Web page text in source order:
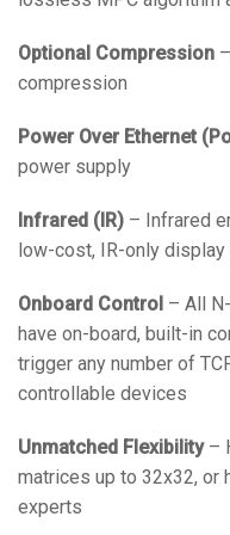
Optional Compression
compression
Power Over Ethernet
power supply
Infrared (IR) – Infrared
low-cost, IR-only
Onboard Control – All
have on-board, built-in
trigger any number of
controllable devices
Unmatched Flexibility–
matrices up to 32x32, or
experts